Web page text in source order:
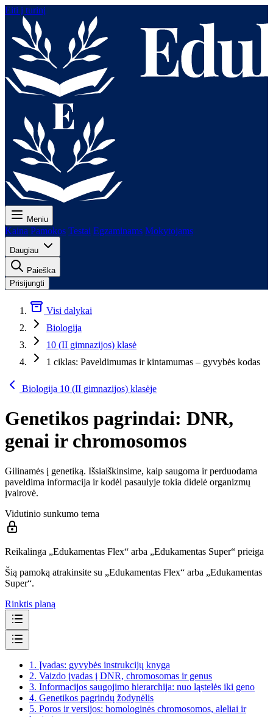
Eiti į turinį
Meniu
Kaina Pamokos Testai Egzaminams Mokytojams
Daugiau
Paieška
Prisijungti
Visi dalykai
Biologija
10 (II gimnazijos) klasė
1 ciklas: Paveldimumas ir kintamumas – gyvybės kodas
Biologija 10 (II gimnazijos) klasėje
Genetikos pagrindai: DNR,
genai ir chromosomos
Gilinamės į genetiką. Išsiaiškinsime, kaip saugoma ir perduodama
paveldima informacija ir kodėl pasaulyje tokia didelė organizmų
įvairovė.
Vidutinio sunkumo tema
Reikalinga „Edukamentas Flex“ arba „Edukamentas Super“ prieiga
Šią pamoką atrakinsite su „Edukamentas Flex“ arba „Edukamentas
Super“.
Rinktis planą
1. Įvadas: gyvybės instrukcijų knyga
2. Vaizdo įvadas į DNR, chromosomas ir genus
3. Informacijos saugojimo hierarchija: nuo ląstelės iki geno
4. Genetikos pagrindų žodynėlis
5. Poros ir versijos: homologinės chromosomos, aleliai ir